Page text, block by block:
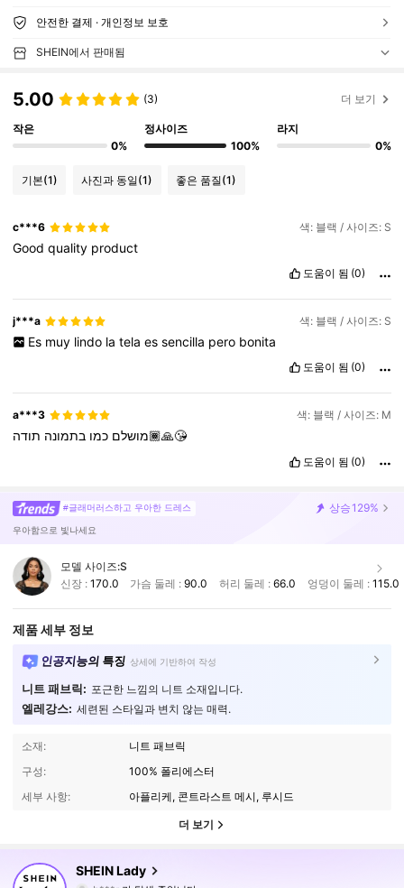
안전한 결제 · 개인정보 보호
SHEIN에서 판매됨
5.00 (3) 더 보기
작은
0%
정사이즈
100%
라지
0%
기본(1) 사진과 동일(1) 좋은 품질(1)
c***6 색: 블랙 / 사이즈: S
Goodquality product
도움이 됨 (0)
j***a 색: 블랙 / 사이즈: S
Es muy lindo la tela es sencilla pero bonita
도움이 됨 (0)
a***3 색: 블랙 / 사이즈: M
מושלם כמו בתמונה תודה🙏🏾😘
도움이 됨 (0)
#글래머러스하고 우아한 드레스 상승129%
우아함으로 빛나세요
모델 사이즈:S
신장 : 170.0 가슴 둘레 :90.0 허리 둘레 : 66.0 엉덩이 둘레 : 115.0
제품 세부 정보
인공지능의 특징 상세에 기반하여 작성
니트 패브릭: 포근한 느낌의 니트 소재입니다.
엘레강스: 세련된 스타일과 변치 않는 매력.
소재:
니트 패브릭
구성:
100% 폴리에스터
세부 사항:
아플리케, 콘트라스트 메시, 루시드
더 보기
SHEIN Lady
4.88 603K 팔로워
b***r가 탐색 중입니다